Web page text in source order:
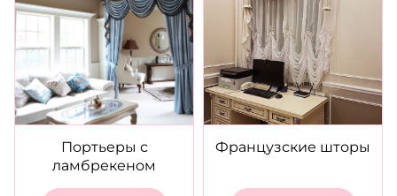
Портьеры с
ламбрекеном
Французские шторы